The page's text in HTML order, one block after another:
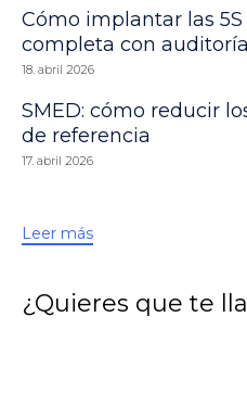
Cómo implantar las
completa con auditoría
18. abril 2026
SMED: cómo reducir
de referencia
17. abril 2026
Leer más
¿Quieres que te